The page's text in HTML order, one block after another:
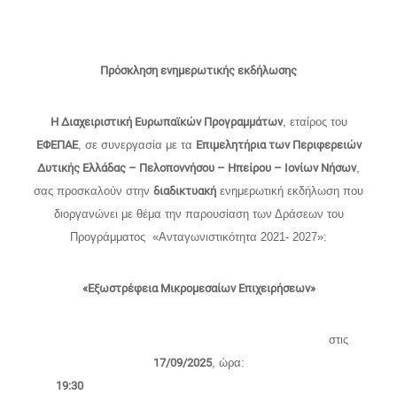
Πρόσκληση ενημερωτικής εκδήλωσης
Η Διαχειριστική Ευρωπαϊκών Προγραμμάτων, εταίρος του
ΕΦΕΠΑΕ, σε συνεργασία με τα Επιμελητήρια των Περιφερειών
Δυτικής Ελλάδας – Πελοποννήσου – Ηπείρου – Ιονίων Νήσων,
σας προσκαλούν στην διαδικτυακή ενημερωτική εκδήλωση που
διοργανώνει με θέμα την παρουσίαση των Δράσεων του
Προγράμματος «Ανταγωνιστικότητα 2021- 2027»:
«Εξωστρέφεια Μικρομεσαίων Επιχειρήσεων»
στις
17/09/2025, ώρα:
19:30